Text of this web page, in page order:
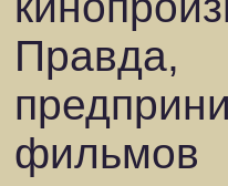
фильмов